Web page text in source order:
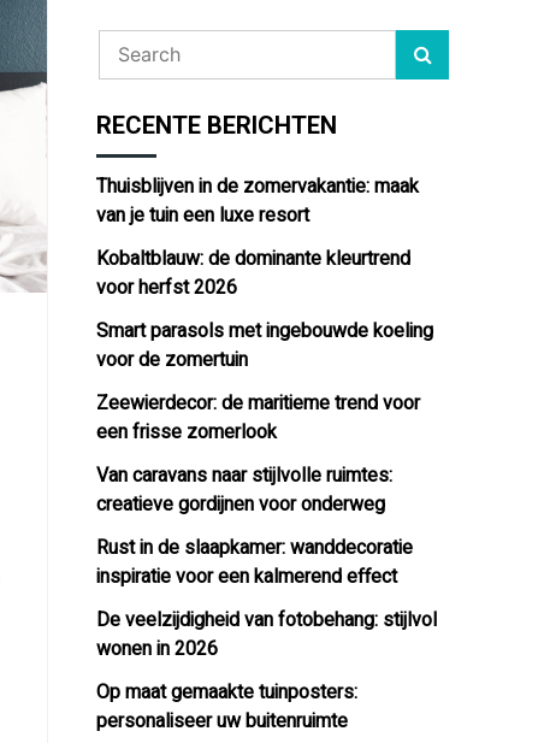
RECENTE BERICHTEN
Thuisblijven in de zomervakantie: maak
van je tuin een luxe resort
Kobaltblauw: de dominante kleurtrend
voor herfst 2026
Smart parasols met ingebouwde koeling
voor de zomertuin
Zeewierdecor: de maritieme trend voor
een frisse zomerlook
Van caravans naar stijlvolle ruimtes:
creatieve gordijnen voor onderweg
Rust in de slaapkamer: wanddecoratie
inspiratie voor een kalmerend effect
De veelzijdigheid van fotobehang: stijlvol
wonen in 2026
Op maat gemaakte tuinposters:
personaliseer uw buitenruimte